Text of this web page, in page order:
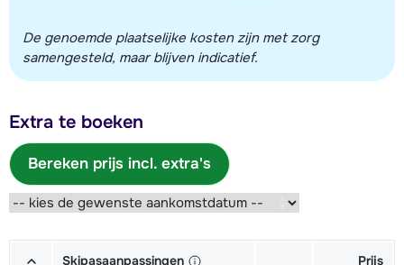
De genoemde plaatselijke kosten zijn met zorg
samengesteld, maar blijven indicatief.
Extra te boeken
Bereken prijs incl. extra's
Skipasaanpassingen Prijs